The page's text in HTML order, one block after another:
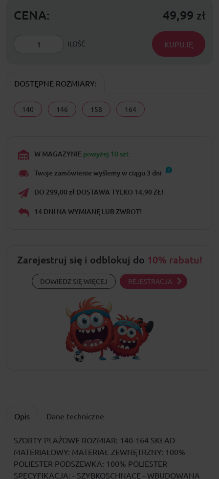
CENA: 49,99 zł
ILOŚĆ KUPUJĘ
DOSTĘPNE ROZMIARY:
140 146 158 164
W MAGAZYNIE powyżej 10 szt.
Twoje zamówienie wyślemy w ciągu 3 dni
DO 299,00 zł DOSTAWA TYLKO 14,90 ZŁ!
14 DNI NA WYMIANĘ LUB ZWROT!
Zarejestruj się i odblokuj do 10% rabatu!
DOWIEDZ SIĘ WIĘCEJ REJESTRACJA
Opis Dane techniczne
SZORTY PLAŻOWE ROZMIAR: 140-164 SKŁAD
MATERIAŁOWY: MATERIAŁ ZEWNĘTRZNY: 100%
POLIESTER PODSZEWKA: 100% POLIESTER
SPECYFIKACJA: - SZYBKOSCHNĄCE - WBUDOWANA